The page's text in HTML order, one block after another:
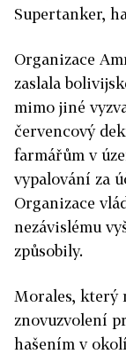
Supertanker,
Organizace
zaslala
mimo jiné
červencový
farmářům v
vypalování za
Organizace
nezávislému
způsobily.
Morales, který
znovuzvolení
hašením v